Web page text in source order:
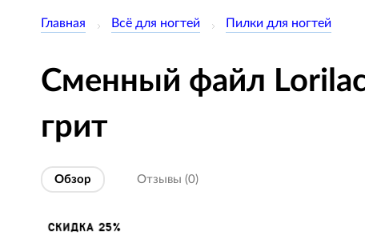
Главная Всё для ногтей Пилки для ногтей
Сменный файл
грит
Обзор Отзывы (0)
Изображения
СКИДКА 25%